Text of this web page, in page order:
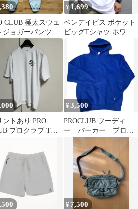
CLUB 極太スウェ
ジョガーパンツ
¥1,699
ベンデイビス ポケット
ビッグTシャツ ホワイ
ントあり PRO
プロクラブ Tシ
¥ 3,500
PROCLUB フーディ
ー パーカー プロク
¥ 7,500